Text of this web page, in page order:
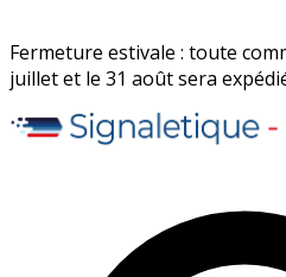
Fermeture estivale : toute
juillet et le 31 août sera